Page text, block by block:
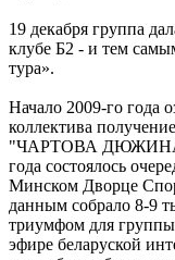
19 декабря группа
клубе Б2 - и тем
тура».
Начало 2009-го года
коллектива
"ЧАРТОВА
года состоялось
Минском Дворце
данным собрало 8-9
триумфом для
эфире беларуской